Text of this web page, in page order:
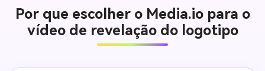
Por que escolher o Media.io para o
vídeo de revelação do logotipo